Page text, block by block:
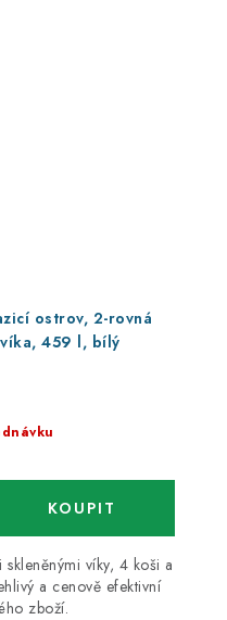
ostrov, 2-rovná
459 l, bílý
víky, 4 koši a
a cenově efektivní
zboží.